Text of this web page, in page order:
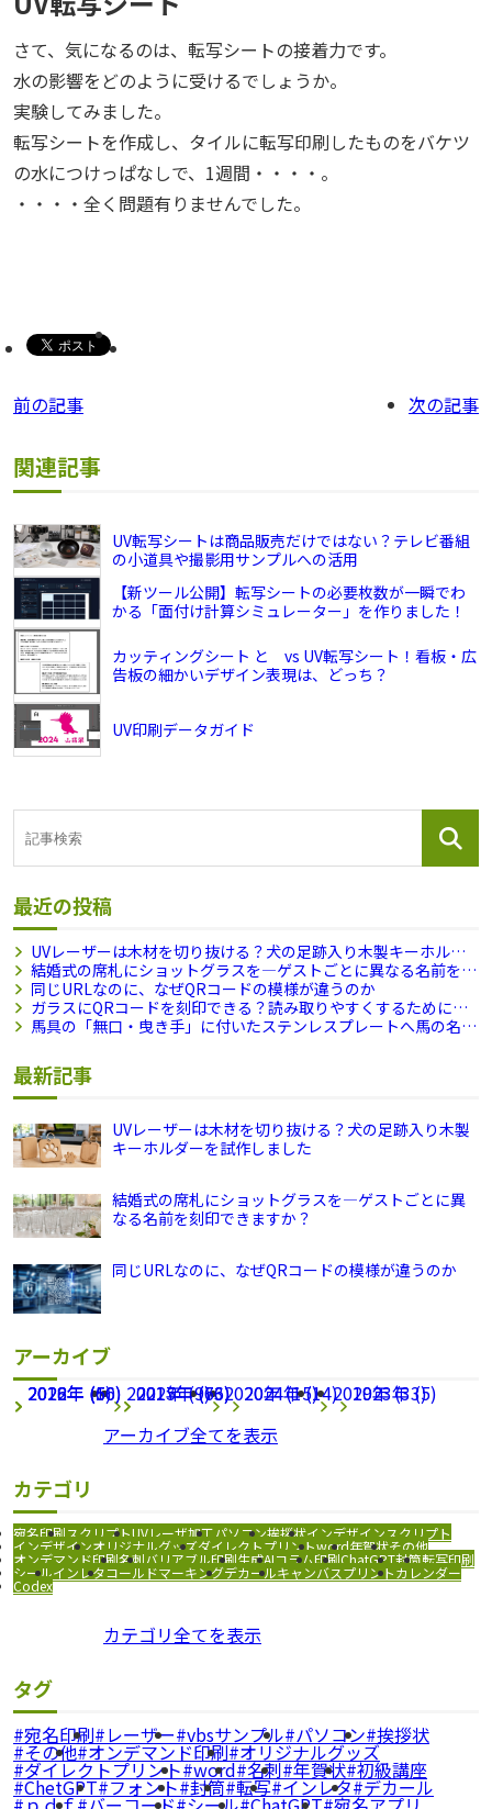
さて、気になるのは、転写シートの接着力です。
水の影響をどのように受けるでしょうか。
実験してみました。
転写シートを作成し、タイルに転写印刷したものをバケツ
の水につけっぱなしで、1週間・・・・。
・・・・全く問題有りませんでした。
前の記事 次の記事
関連記事
UV転写シートは商品販売だけではない？テレビ番組
の小道具や撮影用サンプルへの活用
【新ツール公開】転写シートの必要枚数が一瞬でわ
かる「面付け計算シミュレーター」を作りました！
カッティングシート と vs UV転写シート！看板・広
告板の細かいデザイン表現は、どっち？
UV印刷データガイド
最近の投稿
UVレーザーは木材を切り抜ける？犬の足跡入り木製キーホル
ダーを試作しました
結婚式の席札にショットグラスを―ゲストごとに異なる名前を刻
印できますか？
同じURLなのに、なぜQRコードの模様が違うのか
ガラスにQRコードを刻印できる？読み取りやすくするために試
したこと
馬具の「無口・曳き手」に付いたステンレスプレートへ馬の名前
最新記事
UVレーザーは木材を切り抜ける？犬の足跡入り木製
キーホルダーを試作しました
結婚式の席札にショットグラスを―ゲストごとに異
なる名前を刻印できますか？
同じURLなのに、なぜQRコードの模様が違うのか
アーカイブ
2026年 (66) 2025年 (63) 2024年 (14) 2023年 (5)
2022年 (1) 2021年 (9) 2020年 (15) 2019年 (33)
2018年 (50) 2017年 (76)
アーカイブ全てを表示
カテゴリ
宛名印刷スクリプトUVレーザ加工パソコン挨拶状インデザインスクリプト
インデザインオリジナルグッズダイレクトプリントword年賀状その他
オンデマンド印刷名刺バリアブル印刷生成AIコラム印刷ChatGPT封筒転写印刷
シールインレタコールドマーキングデカールキャンバスプリントカレンダー
Codex
カテゴリ全てを表示
タグ
宛名印刷 レーザー vbsサンプル パソコン 挨拶状
その他 オンデマンド印刷 オリジナルグッズ
ダイレクトプリント word 名刺 年賀状 初級講座
ChetGPT フォント 封筒 転写 インレタ デカール